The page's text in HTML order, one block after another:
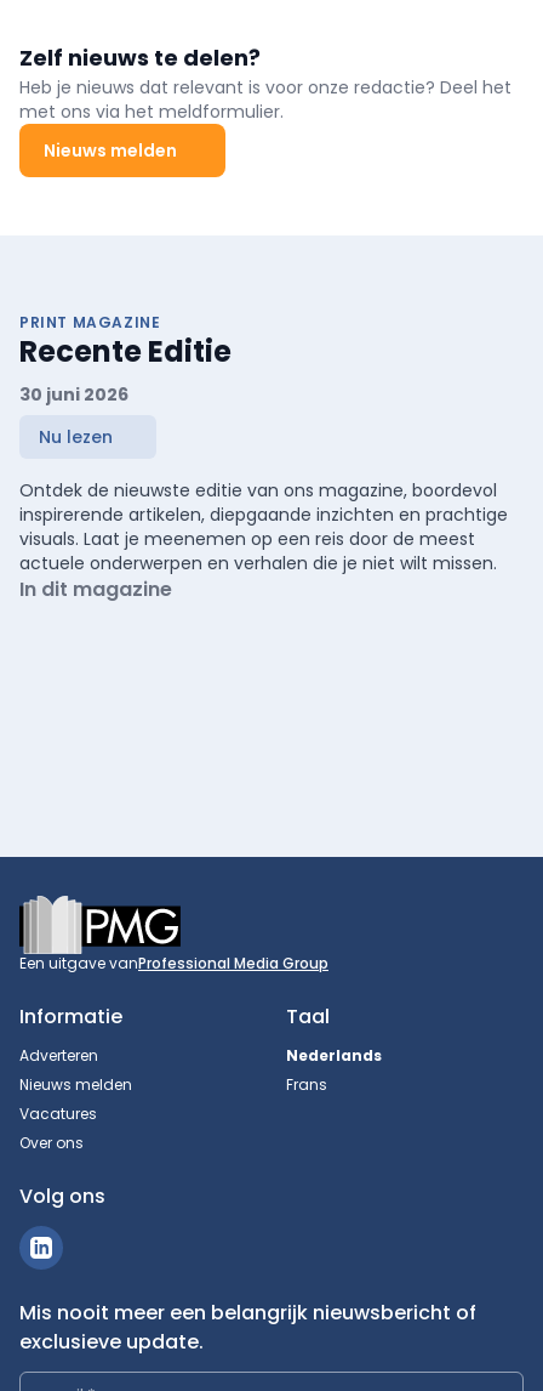
Zelf nieuws te delen?
Heb je nieuws dat relevant is voor onze redactie? Deel het
met ons via het meldformulier.
Nieuws melden
PRINT MAGAZINE
Recente Editie
30 juni 2026
Nu lezen
Ontdek de nieuwste editie van ons magazine, boordevol
inspirerende artikelen, diepgaande inzichten en prachtige
visuals. Laat je meenemen op een reis door de meest
actuele onderwerpen en verhalen die je niet wilt missen.
In dit magazine
Footer
Een uitgave vanProfessional Media Group
Informatie
Adverteren
Nieuws melden
Vacatures
Over ons
Taal
Nederlands
Frans
Volg ons
Mis nooit meer een belangrijk nieuwsbericht of
exclusieve update.